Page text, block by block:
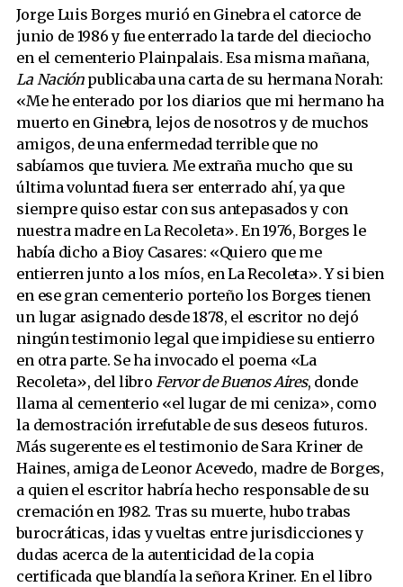
Jorge Luis Borges murió en Ginebra el catorce de
junio de 1986 y fue enterrado la tarde del dieciocho
en el cementerio Plainpalais. Esa misma mañana,
La Naciónpublicaba una carta de su hermana Norah:
«Me he enterado por los diarios que mi hermano ha
muerto en Ginebra, lejos de nosotros y de muchos
amigos, de una enfermedad terrible que no
sabíamos que tuviera. Me extraña mucho que su
última voluntad fuera ser enterrado ahí, ya que
siempre quiso estar con sus antepasados y con
nuestra madre en La Recoleta». En 1976, Borges le
había dicho a Bioy Casares: «Quiero que me
entierren junto a los míos, en La Recoleta». Y si bien
en ese gran cementerio porteño los Borges tienen
un lugar asignado desde 1878, el escritor no dejó
ningún testimonio legal que impidiese su entierro
en otra parte. Se ha invocado el poema «La
Recoleta», del libroFervor de Buenos Aires, donde
llama al cementerio «el lugar de mi ceniza», como
la demostración irrefutable de sus deseos futuros.
Más sugerente es el testimonio de Sara Kriner de
Haines, amiga de Leonor Acevedo, madre de Borges,
a quien el escritor habría hecho responsable de su
cremación en 1982. Tras su muerte, hubo trabas
burocráticas, idas y vueltas entre jurisdicciones y
dudas acerca de la autenticidad de la copia
certificada que blandía la señora Kriner. En el libro